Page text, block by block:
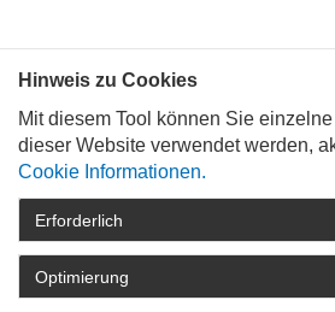
STARTSEITE
Hinweis zu Cookies
Mit diesem Tool können Sie
dieser Website verwendet werden,
Cookie Informationen.
Erforderlich
Optimierung